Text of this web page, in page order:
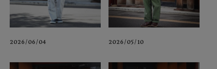
2026/06/04 2026/05/10